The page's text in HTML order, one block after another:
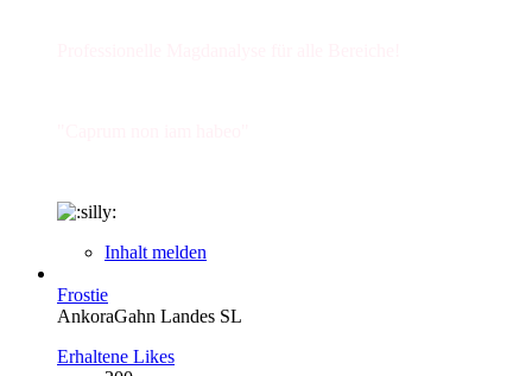
Inhalt melden
Frostie
AnkoraGahn Landes SL
Erhaltene Likes